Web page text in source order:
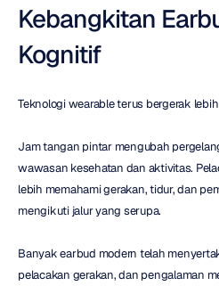
Kebangkitan
Kognitif
Teknologi wearable terus bergerak
Jam tangan pintar mengubah
wawasan kesehatan dan aktivitas.
lebih memahami gerakan, tidur, dan
mengikuti jalur yang serupa.
Banyak earbud modern telah
pelacakan gerakan, dan pengalaman